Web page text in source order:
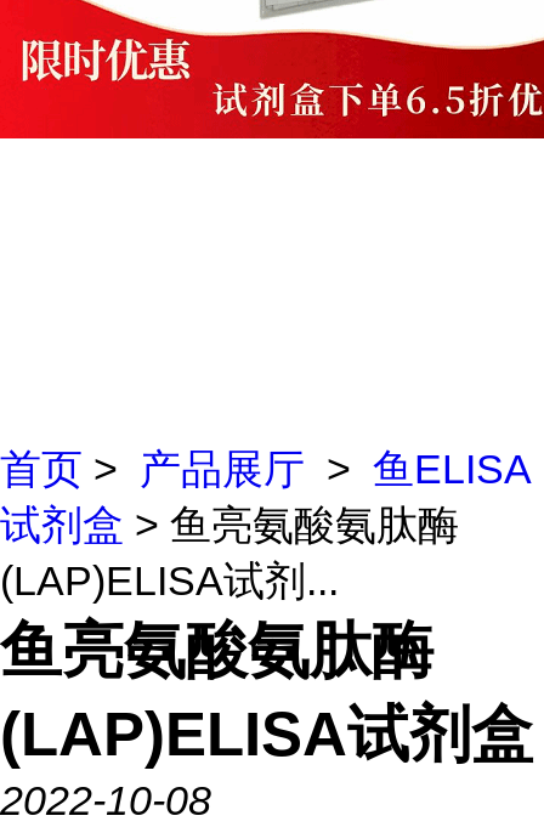
首页 > 产品展厅 > 鱼ELISA
试剂盒 > 鱼亮氨酸氨肽酶
(LAP)ELISA试剂...
鱼亮氨酸氨肽酶
(LAP)ELISA试剂盒
2022-10-08